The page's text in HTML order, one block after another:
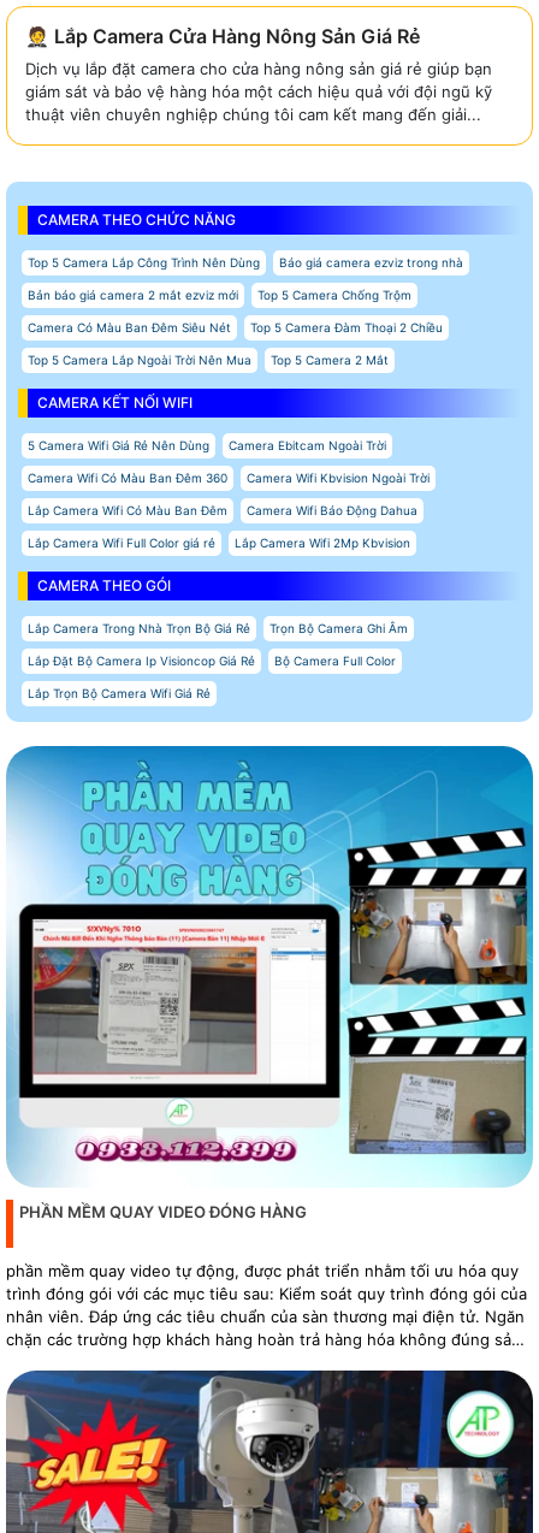
🤵 Lắp Camera Cửa Hàng Nông Sản Giá Rẻ
Dịch vụ lắp đặt camera cho cửa hàng nông sản giá rẻ giúp bạn
giám sát và bảo vệ hàng hóa một cách hiệu quả với đội ngũ kỹ
thuật viên chuyên nghiệp chúng tôi cam kết mang đến giải...
CAMERA THEO CHỨC NĂNG
Top 5 Camera Lắp Công Trình Nên Dùng Báo giá camera ezviz trong nhà
Bản báo giá camera 2 mắt ezviz mới Top 5 Camera Chống Trộm
Camera Có Màu Ban Đêm Siêu Nét Top 5 Camera Đàm Thoại 2 Chiều
Top 5 Camera Lắp Ngoài Trời Nên Mua Top 5 Camera 2 Mắt
CAMERA KẾT NỐI WIFI
5 Camera Wifi Giá Rẻ Nên Dùng Camera Ebitcam Ngoài Trời
Camera Wifi Có Màu Ban Đêm 360 Camera Wifi Kbvision Ngoài Trời
Lắp Camera Wifi Có Màu Ban Đêm Camera Wifi Báo Động Dahua
Lắp Camera Wifi Full Color giá rẻ Lắp Camera Wifi 2Mp Kbvision
CAMERA THEO GÓI
Lắp Camera Trong Nhà Trọn Bộ Giá Rẻ Trọn Bộ Camera Ghi Âm
Lắp Đặt Bộ Camera Ip Visioncop Giá Rẻ Bộ Camera Full Color
Lắp Trọn Bộ Camera Wifi Giá Rẻ
PHẦN MỀM QUAY VIDEO ĐÓNG HÀNG
phần mềm quay video tự động, được phát triển nhằm tối ưu hóa quy
trình đóng gói với các mục tiêu sau: Kiểm soát quy trình đóng gói của
nhân viên. Đáp ứng các tiêu chuẩn của sàn thương mại điện tử. Ngăn
chặn các trường hợp khách hàng hoàn trả hàng hóa không đúng sản